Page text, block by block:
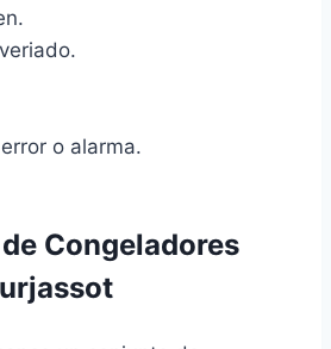
o alarma.
Congeladores